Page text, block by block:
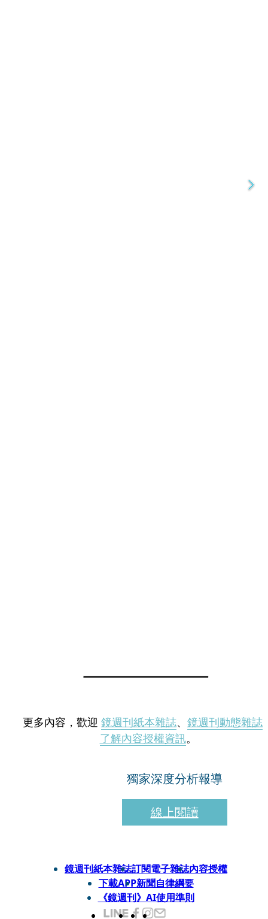
更多內容，歡迎 鏡週刊紙本雜誌、 鏡週刊動態雜誌
了解內容授權資訊。
獨家深度分析報導
線上閱讀
鏡週刊紙本雜誌訂閱電子雜誌內容授權
下載APP新聞自律綱要
《鏡週刊》AI使用準則